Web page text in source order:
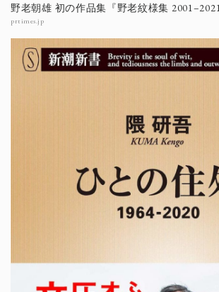
野老朝雄 初の作品集『野老紋様集
prtimes.jp